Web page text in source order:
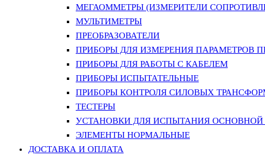
МЕГАОММЕТРЫ (ИЗМЕРИТЕЛИ
МУЛЬТИМЕТРЫ
ПРЕОБРАЗОВАТЕЛИ
ПРИБОРЫ ДЛЯ ИЗМЕРЕНИЯ ПАРАМЕТРОВ
ПРИБОРЫ ДЛЯ РАБОТЫ С КАБЕЛЕМ
ПРИБОРЫ ИСПЫТАТЕЛЬНЫЕ
ПРИБОРЫ КОНТРОЛЯ СИЛОВЫХ
ТЕСТЕРЫ
УСТАНОВКИ ДЛЯ ИСПЫТАНИЯ
ЭЛЕМЕНТЫ НОРМАЛЬНЫЕ
ДОСТАВКА И ОПЛАТА